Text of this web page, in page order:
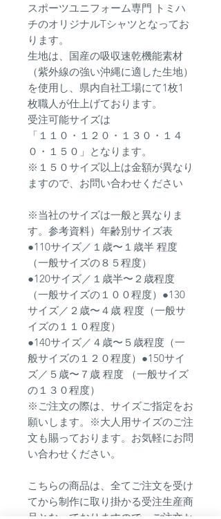
スポーツユニフォーム専門 トミハ
チのオリジナルTシャツとなってお
ります。
生地は、国産の吸収速乾機能素材
（紫外線の強い沖縄に適した生地）
を使用し、県内自社工場にて1枚1
枚職人が仕上げております。
受注可能サイズは
「１１０・１２０・１３０・１４
０・１５０」となります。
※１５０サイズ以上は金額が異なり
ますので、お問い合わせください
※当社のサイズは一般と異なりま
す。参考資料）年齢別サイズ表
●110サイズ／１歳〜１歳半 程度
（一般サイズの８５程度）
●120サイズ／１歳半〜２歳程度
（一般サイズの１００程度）●130
サイズ／２歳〜４歳 程度（一般サ
イズの１１０程度）
●140サイズ／４歳〜５歳程度（一
般サイズの１２０程度）●150サイ
ズ／５歳〜７歳 程度 （一般サイズ
の１３０程度）
※ご注文の際は、サイズご指定をお
願いします。※大人用サイズのご注
文も賜っております。お気軽にお問
い合わせください。
こちらの商品は、全てご注文を受け
てから制作に取り掛かる受注生産商